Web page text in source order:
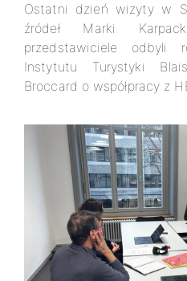
Ostatni dzień wizyty w
źródeł Marki
przedstawiciele odbyli
Instytutu Turystyki
Broccard o współpracy z